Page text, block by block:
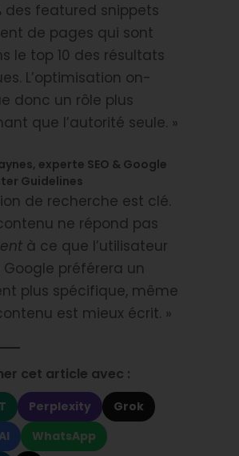
des featured snippets
de pages qui sont
le top 10 des résultats
L’optimisation on-
donc un rôle plus
que l’autorité seule. »
experte SEO & Google
Guidelines
de recherche est clé.
ne répond pas
à ce que l’utilisateur
préférera un
plus spécifique, même
est mieux écrit. »
cet article avec :
Perplexity
Grok
WhatsApp